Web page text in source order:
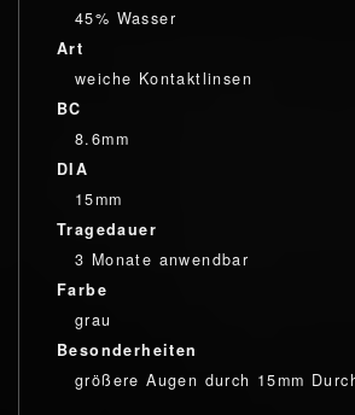
45% Wasser
Art
weiche Kontaktlinsen
BC
8.6mm
DIA
15mm
Tragedauer
3 Monate anwendbar
Farbe
grau
Besonderheiten
größere Augen durch 15mm